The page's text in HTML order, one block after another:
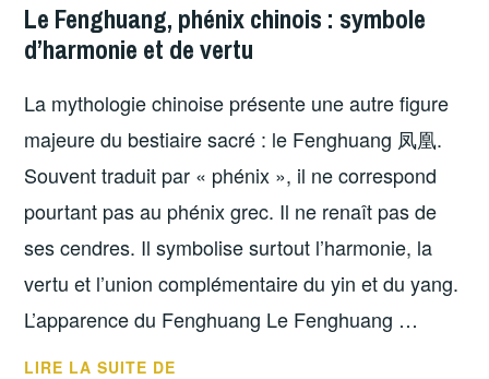
Le Fenghuang, phénix chinois : symbole
d’harmonie et de vertu
La mythologie chinoise présente une autre figure
majeure du bestiaire sacré : le Fenghuang 凤凰.
Souvent traduit par « phénix », il ne correspond
pourtant pas au phénix grec. Il ne renaît pas de
ses cendres. Il symbolise surtout l’harmonie, la
vertu et l’union complémentaire du yin et du yang.
L’apparence du Fenghuang Le Fenghuang …
LIRE LA SUITE DE